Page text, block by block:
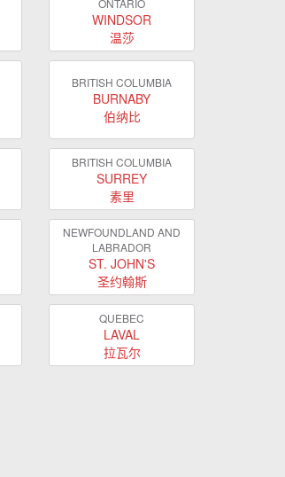
WINDSOR
温莎
BRITISH COLUMBIA
BURNABY
伯纳比
BRITISH COLUMBIA
SURREY
素里
NEWFOUNDLAND AND
LABRADOR
ST. JOHN'S
圣约翰斯
QUEBEC
LAVAL
拉瓦尔